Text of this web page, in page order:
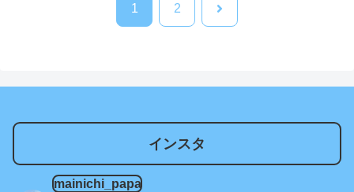
1 2 次
インスタ
mainichi_papa